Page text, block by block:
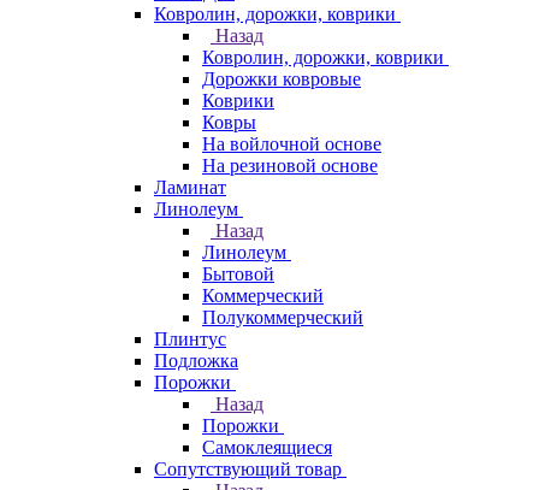
Ковролин, дорожки, коврики
Назад
Ковролин, дорожки, коврики
Дорожки ковровые
Коврики
Ковры
На войлочной основе
На резиновой основе
Ламинат
Линолеум
Назад
Линолеум
Бытовой
Коммерческий
Полукоммерческий
Плинтус
Подложка
Порожки
Назад
Порожки
Самоклеящиеся
Сопутствующий товар